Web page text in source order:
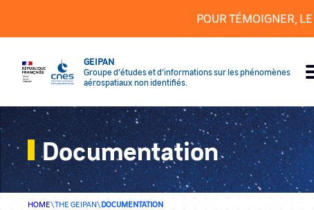
POUR TÉMOIGNER,
GEIPAN
Groupe d’études et d’informations sur les phénomènes
aérospatiaux non identifiés.
Documentation
HOME\THE GEIPAN\DOCUMENTATION